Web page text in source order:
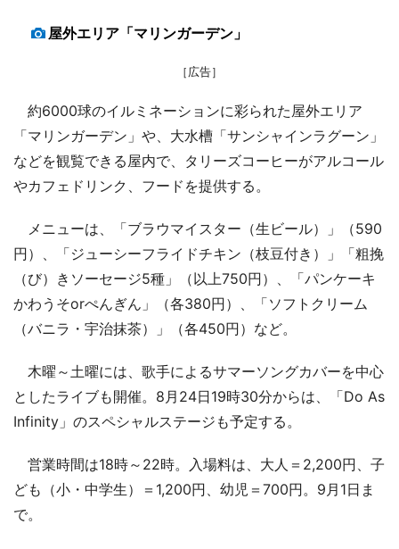
屋外エリア「マリンガーデン」
［広告］
約6000球のイルミネーションに彩られた屋外エリア
「マリンガーデン」や、大水槽「サンシャインラグーン」
などを観覧できる屋内で、タリーズコーヒーがアルコール
やカフェドリンク、フードを提供する。
メニューは、「ブラウマイスター（生ビール）」（590
円）、「ジューシーフライドチキン（枝豆付き）」「粗挽
（び）きソーセージ5種」（以上750円）、「パンケーキ
かわうそorぺんぎん」（各380円）、「ソフトクリーム
（バニラ・宇治抹茶）」（各450円）など。
木曜～土曜には、歌手によるサマーソングカバーを中心
としたライブも開催。8月24日19時30分からは、「Do As
Infinity」のスペシャルステージも予定する。
営業時間は18時～22時。入場料は、大人＝2,200円、子
ども（小・中学生）＝1,200円、幼児＝700円。9月1日ま
で。